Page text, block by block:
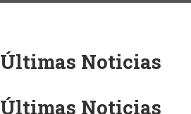
Últimas Noticias
Últimas Noticias